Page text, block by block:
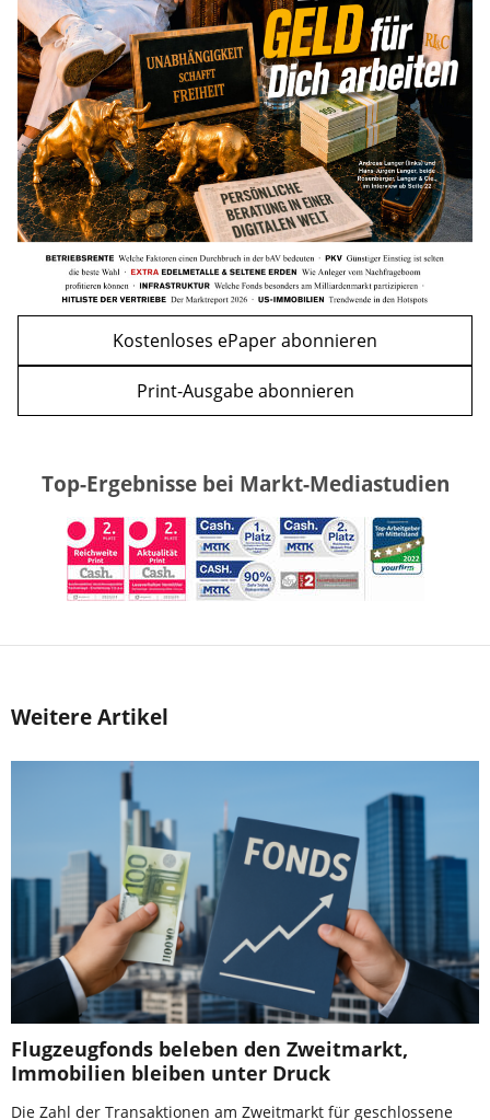
WEITERE ARTIKEL
zurückweiter
Bitcoin im Wartemodus: Fed und CLARITY
Act geben die Richtung vor
mehr
Kostenloses ePaper abonnieren
Print-Ausgabe abonnieren
Top-Ergebnisse bei Markt-Mediastudien
Weitere Artikel
Flugzeugfonds beleben den Zweitmarkt,
Immobilien bleiben unter Druck
Die Zahl der Transaktionen am Zweitmarkt für geschlossene